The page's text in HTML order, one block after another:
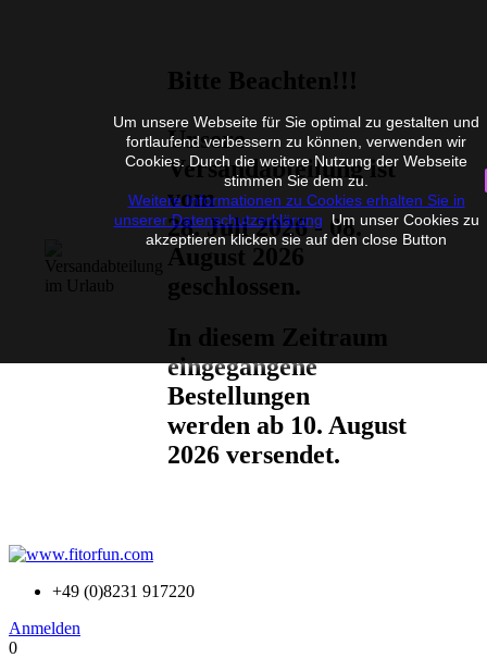
Bitte Beachten!!!
Unsere
Versandabteilung ist
vom
28. Juli 2026 - 08.
August 2026
geschlossen.
In diesem Zeitraum
eingegangene
Bestellungen
werden ab 10. August
2026 versendet.
+49 (0)8231 917220
Anmelden
0
Um unsere Webseite für Sie optimal zu gestalten und
fortlaufend verbessern zu können, verwenden wir
Cookies. Durch die weitere Nutzung der Webseite
stimmen Sie dem zu.
Weitere Informationen zu Cookies erhalten Sie in
unserer Datenschutzerklärung Um unser Cookies zu
akzeptieren klicken sie auf den close Button